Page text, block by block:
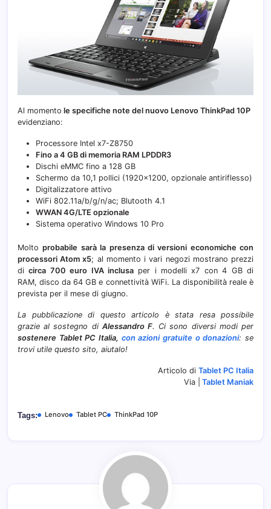
Al momento le specifiche note del nuovo Lenovo ThinkPad 10P
evidenziano:
Processore Intel x7-Z8750
Fino a 4 GB di memoria RAM LPDDR3
Dischi eMMC fino a 128 GB
Schermo da 10,1 pollici (1920×1200, opzionale antiriflesso)
Digitalizzatore attivo
WiFi 802.11a/b/g/n/ac; Blutooth 4.1
WWAN 4G/LTE opzionale
Sistema operativo Windows 10 Pro
Moltoprobabile sarà la presenza di versioni economiche con
processori Atom x5; al momento i vari negozi mostrano prezzi
dicirca 700 euro IVA inclusaper i modelli x7 con 4 GB di
RAM, disco da 64 GB e connettività WiFi. La disponibilità reale è
prevista per il mese di giugno.
La pubblicazione di questo articolo è stata resa possibile
grazie al sostegno di Alessandro F. Ci sono diversi modi per
sostenere Tablet PC Italia, con azioni gratuite o donazioni: se
trovi utile questo sito, aiutalo!
Articolo di Tablet PC Italia
Via |
Tablet Maniak
Tags: Lenovo Tablet PC ThinkPad 10P